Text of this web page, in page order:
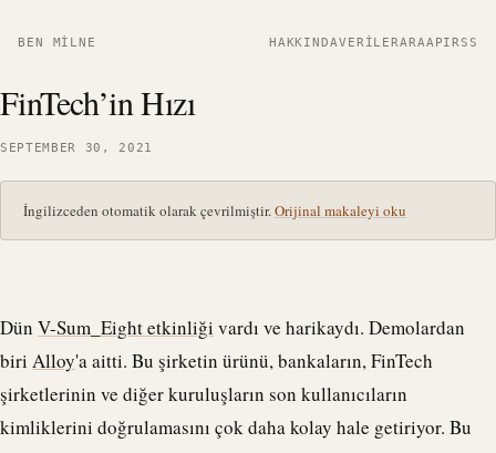
BEN MILNE HAKKINDAVERILERARAAPIRSS
FinTech’in Hızı
SEPTEMBER 30, 2021
İngilizceden otomatik olarak çevrilmiştir.Orijinal makaleyi oku
Dün V-Sum_Eight etkinliği vardı ve harikaydı. Demolardan
biri Alloy'a aitti. Bu şirketin ürünü, bankaların, FinTech
şirketlerinin ve diğer kuruluşların son kullanıcıların
kimliklerini doğrulamasını çok daha kolay hale getiriyor. Bu